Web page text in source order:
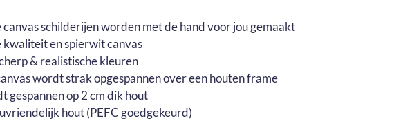
canvas schilderijen worden met de hand voor jou gemaakt
kwaliteit en spierwit canvas
& realistische kleuren
wordt strak opgespannen over een houten frame
gespannen op 2 cm dik hout
hout (PEFC goedgekeurd)